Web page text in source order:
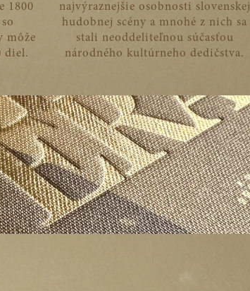
1800
môže
diel.
najvýraznejšie osobnosti slovenskej
hudobnej scény a mnohé z nich sa
stali neoddeliteľnou súčasťou
národného kultúrneho dedičstva.